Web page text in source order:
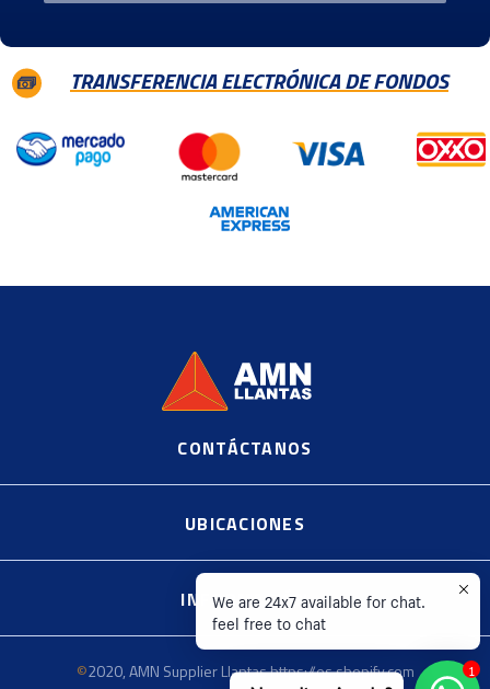
TRANSFERENCIA ELECTRÓNICA DE FONDOS
2020, AMN Supplier Llantas https://es.shopify.com
CONTÁCTANOS
UBICACIONES
INFORMACIÓN
©2020, AMN Supplier Llantas https://es.shopify.com
We are 24x7 available for chat.
feel free to chat
1